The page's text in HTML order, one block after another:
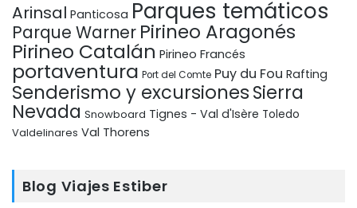
Arinsal Panticosa Parques temáticos
Parque Warner Pirineo Aragonés
Pirineo Catalán Pirineo Francés
portaventura Port del Comte Puy du Fou Rafting
Senderismo y excursionesSierra
Nevada Snowboard Tignes - Val d'Isère Toledo
Valdelinares Val Thorens
Blog Viajes Estiber